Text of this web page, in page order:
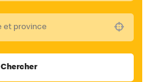
Chercher